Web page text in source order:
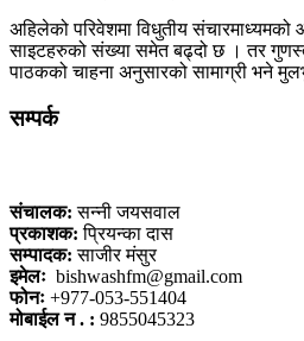
अहिलेको परिवेशमा विधुतीय
साइटहरुको संख्या समेत बढ्दो छ । तर
पाठकको चाहना अनुसारको सामाग्री भने
सम्पर्क
संचालक: सन्नी जयसवाल
प्रकाशक: प्रियन्का दास
सम्पादक: साजीर मंसुर
इमेलः bishwashfm@gmail.com
फोनः +977-053-551404
मोबाईल न . : 9855045323